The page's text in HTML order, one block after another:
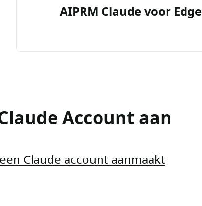
AIPRM Claude voor Edge
Account aan
Claude account aanmaakt